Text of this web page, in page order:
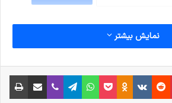
نمایش بیشتر
‫پین‌ترست
‫رددیت‫VKontakte
‫Odnoklassniki
پاکتواتس آپ تلگراموایبر اشتراک گذاری از طریق ایمیل